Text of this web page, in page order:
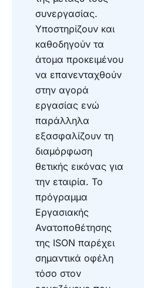
συνεργασίας.
Υποστηρίζουν και
καθοδηγούν τα
άτομα προκειμένου
να επανενταχθούν
στην αγορά
εργασίας ενώ
παράλληλα
εξασφαλίζουν τη
διαμόρφωση
θετικής εικόνας για
την εταιρία. Το
πρόγραμμα
Εργασιακής
Ανατοποθέτησης
της ISON παρέχει
σημαντικά οφέλη
τόσο στον